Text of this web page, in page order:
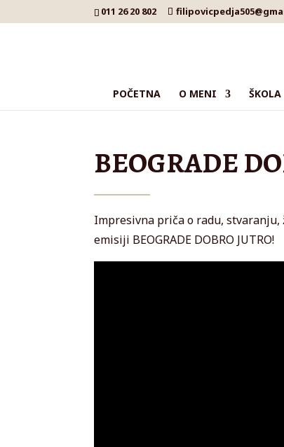
011 26 20 802
POČETNA O MENI ŠKOLA
BEOGRADE
Impresivna priča o radu, stvaranju,
emisiji BEOGRADE DOBRO JUTRO!